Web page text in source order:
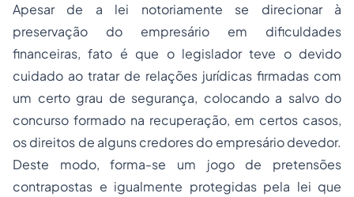
Apesar de a lei notoriamente se direcionar à
preservação do empresário em dificuldades
financeiras, fato é que o legislador teve o devido
cuidado ao tratar de relações jurídicas firmadas com
um certo grau de segurança, colocando a salvo do
concurso formado na recuperação, em certos casos,
os direitos de alguns credores do empresário devedor.
Deste modo, forma-se um jogo de pretensões
contrapostas e igualmente protegidas pela lei que